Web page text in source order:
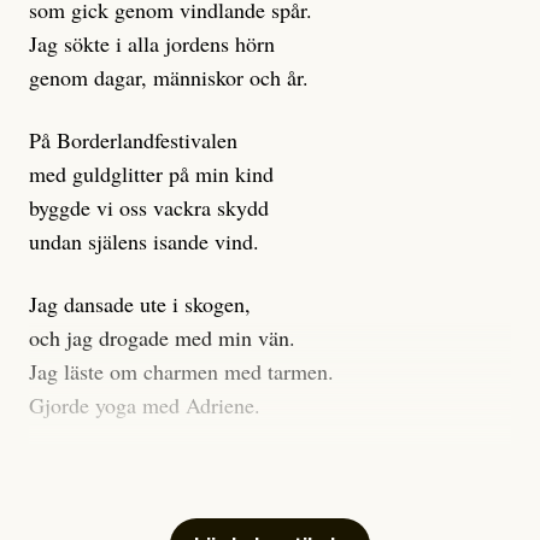
Journalistiken är låst. En klatschig men korrekt rubrik
gör förhoppningsvis att en nyfiken beställer
prenumeration, men den avslutas sekunder senare om
dessa granskningar på olika källor, alltifrån domar till
en mängd intervjupersoner, inklusive generös
möjlighet att bemöta för såväl personen vars motiv att
engagera sig i Palestinarörelsen ifrågasätts som de
grupper där Säpo-resursen samlade in uppgifter.
Researchen är grundlig.
Möjligen är det egentligen inte journalistikens metod
som stör?
artiklarna ”inte är bra för” och ”skapar betydligt mer
som gick genom vindlande spår.
Jag sökte i alla jordens hörn
genom dagar, människor och år.
På Borderlandfestivalen
med guldglitter på min kind
byggde vi oss vackra skydd
undan själens isande vind.
Jag dansade ute i skogen,
och jag drogade med min vän.
Jag läste om charmen med tarmen.
Gjorde yoga med Adriene.